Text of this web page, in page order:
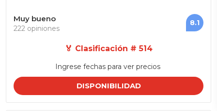
Muy bueno
222 opiniones
8.1
🏅 Clasificación # 514
Ingrese fechas para ver precios
DISPONIBILIDAD